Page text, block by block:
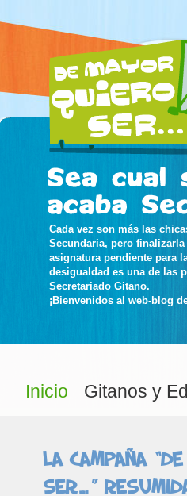
Cada vez son más las
Secundaria, pero
asignatura pendiente para
desigualdad es una de las
Secretariado Gitano.
¡Bienvenidos al web-blog
Inicio Gitanos y
La campaña
ser…”